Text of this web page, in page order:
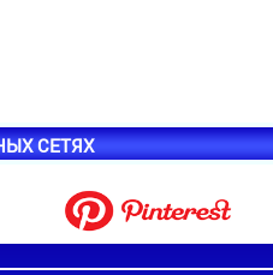
СЕТЯХ